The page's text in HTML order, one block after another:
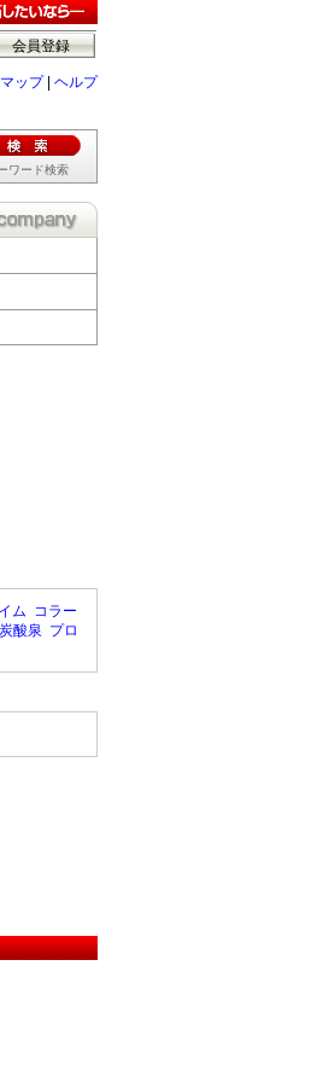
会員登録
ップ| ヘルプ
ワード検索
ム コラー
炭酸泉 プロ